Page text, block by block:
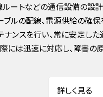
ルートなどの通信設備の
ルの配線、電源供給の確保
ンスを行い、常に安定し
には迅速に対応し、障害の
詳しく見る